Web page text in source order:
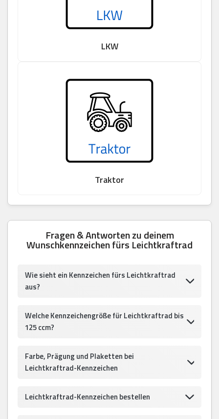
LKW
Traktor
Fragen & Antworten zu deinem
Wunschkennzeichen fürs Leichtkraftrad
Wie sieht ein Kennzeichen fürs Leichtkraftrad
aus?
Welche Kennzeichengröße für Leichtkraftrad bis
125 ccm?
Farbe, Prägung und Plaketten bei
Leichtkraftrad-Kennzeichen
Leichtkraftrad-Kennzeichen bestellen